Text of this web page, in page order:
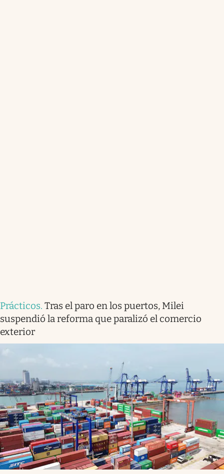
Prácticos. Tras el paro en los puertos, Milei
suspendió la reforma que paralizó el comercio
exterior